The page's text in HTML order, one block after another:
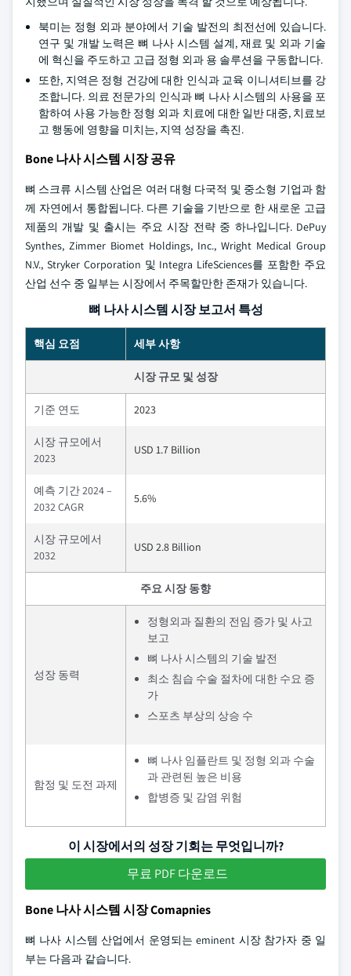
북미는 정형 외과 분야에서 기술 발전의 최전선에 있습니다.
연구 및 개발 노력은 뼈 나사 시스템 설계, 재료 및 외과 기술
에 혁신을 주도하고 고급 정형 외과 용 솔루션을 구동합니다.
또한, 지역은 정형 건강에 대한 인식과 교육 이니셔티브를 강
조합니다. 의료 전문가의 인식과 뼈 나사 시스템의 사용을 포
함하여 사용 가능한 정형 외과 치료에 대한 일반 대중, 치료보
고 행동에 영향을 미치는, 지역 성장을 촉진.
Bone 나사 시스템 시장 공유
뼈 스크류 시스템 산업은 여러 대형 다국적 및 중소형 기업과 함
께 자연에서 통합됩니다. 다른 기술을 기반으로 한 새로운 고급
제품의 개발 및 출시는 주요 시장 전략 중 하나입니다. DePuy
Synthes, Zimmer Biomet Holdings, Inc., Wright Medical Group
N.V., Stryker Corporation 및 Integra LifeSciences를 포함한 주요
산업 선수 중 일부는 시장에서 주목할만한 존재가 있습니다.
뼈 나사 시스템 시장 보고서 특성
핵심 요점 세부 사항
시장 규모 및 성장
기준 연도 2023
시장 규모에서
2023
USD 1.7 Billion
예측 기간 2024 –
2032 CAGR
5.6%
시장 규모에서
2032
USD 2.8 Billion
주요 시장 동향
성장 동력
정형외과 질환의 전임 증가 및 사고
보고
뼈 나사 시스템의 기술 발전
최소 침습 수술 절차에 대한 수요 증
가
스포츠 부상의 상승 수
함정 및 도전 과제
뼈 나사 임플란트 및 정형 외과 수술
과 관련된 높은 비용
합병증 및 감염 위험
이 시장에서의 성장 기회는 무엇입니까?
무료 PDF 다운로드
Bone 나사 시스템 시장 Comapnies
뼈 나사 시스템 산업에서 운영되는 eminent 시장 참가자 중 일
부는 다음과 같습니다.